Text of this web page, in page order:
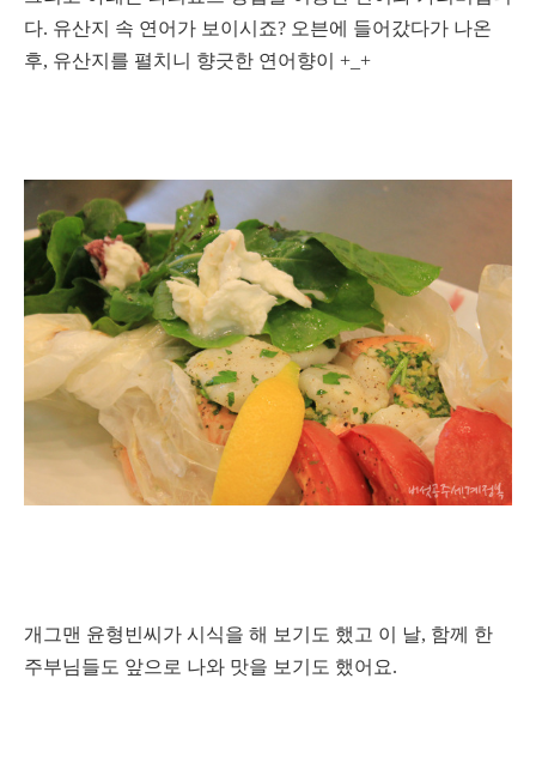
다. 유산지 속 연어가 보이시죠? 오븐에 들어갔다가 나온
후, 유산지를 펼치니 향긋한 연어향이 +_+
개그맨 윤형빈씨가 시식을 해 보기도 했고 이 날, 함께 한
주부님들도 앞으로 나와 맛을 보기도 했어요.